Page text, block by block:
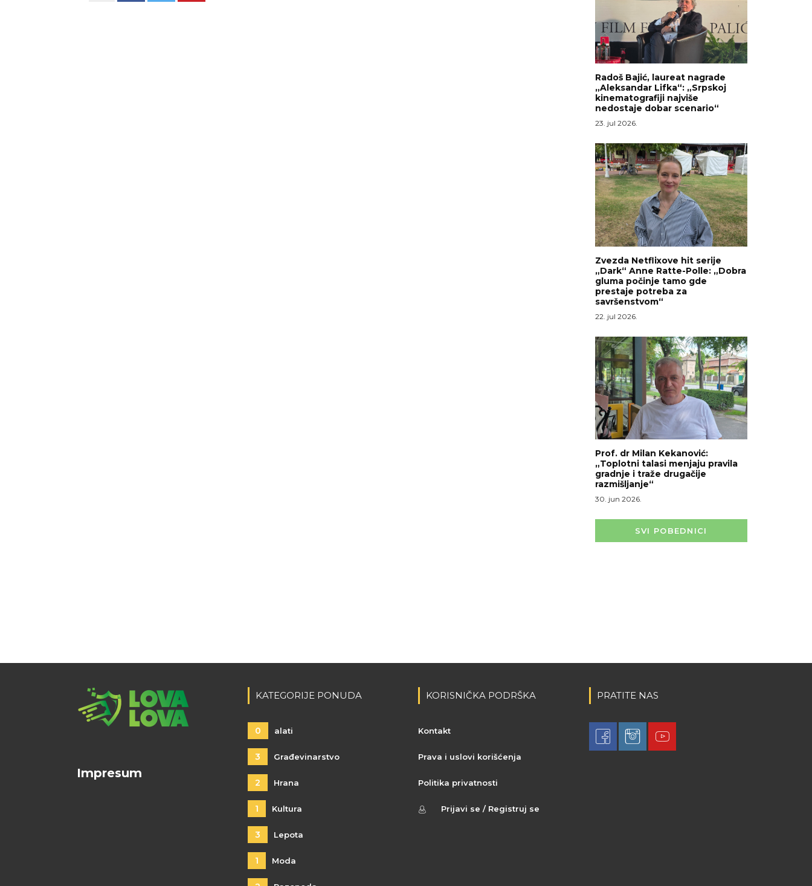
Radoš Bajić, laureat nagrade
„Aleksandar Lifka“: „Srpskoj
kinematografiji najviše
nedostaje dobar scenario“
23. jul 2026.
Zvezda Netflixove hit serije
„Dark“ Anne Ratte-Polle: „Dobra
gluma počinje tamo gde
prestaje potreba za
savršenstvom“
22. jul 2026.
Prof. dr Milan Kekanović:
„Toplotni talasi menjaju pravila
gradnje i traže drugačije
razmišljanje“
30. jun 2026.
SVI POBEDNICI
Impresum
KATEGORIJE PONUDA
0 alati
3 Građevinarstvo
2 Hrana
1 Kultura
3 Lepota
1 Moda
KORISNIČKA PODRŠKA
Kontakt
Prava i uslovi korišćenja
Politika privatnosti
Prijavi se / Registruj se
PRATITE NAS